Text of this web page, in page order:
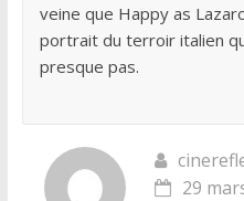
veine que Happy as
portrait du terroir italien
presque pas.
29